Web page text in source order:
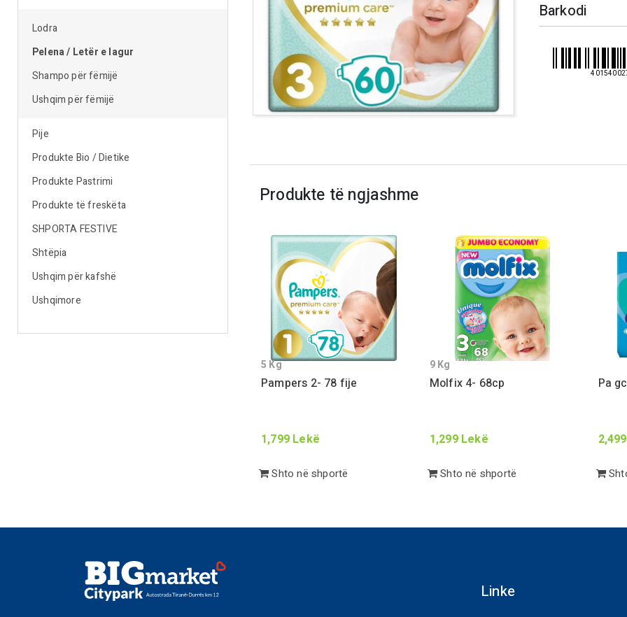
Lodra
Pelena / Letër e lagur
Shampo për fëmijë
Ushqim për fëmijë
Pije
Produkte Bio / Dietike
Produkte Pastrimi
Produkte të freskëta
SHPORTA FESTIVE
Shtëpia
Ushqim për kafshë
Ushqimore
Barkodi
Produkte të ngjashme
Pampers 2-
5 Kg
78 fije
1,799 Lekë
Shto në shportë
Molfix 4-
9Kg
68cp
1,299Lekë
Shto në shportë
Pa
2,499
Linke